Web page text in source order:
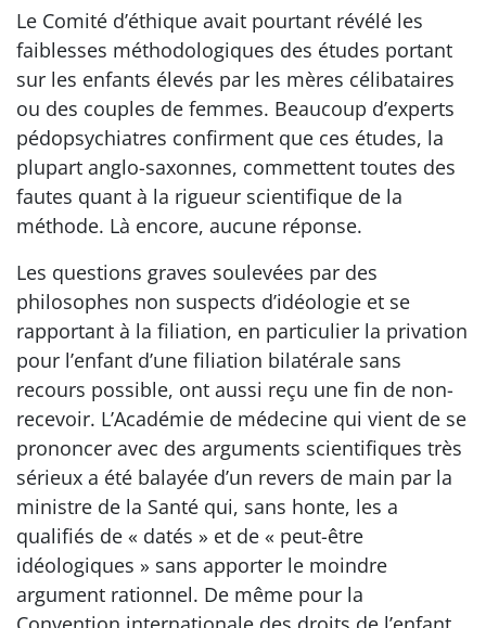
Le Comité d’éthique avait pourtant révélé les
faiblesses méthodologiques des études portant
sur les enfants élevés par les mères célibataires
ou des couples de femmes. Beaucoup d’experts
pédopsychiatres confirment que ces études, la
plupart anglo-saxonnes, commettent toutes des
fautes quant à la rigueur scientifique de la
méthode. Là encore, aucune réponse.
Les questions graves soulevées par des
philosophes non suspects d’idéologie et se
rapportant à la filiation, en particulier la privation
pour l’enfant d’une filiation bilatérale sans
recours possible, ont aussi reçu une fin de non-
recevoir. L’Académie de médecine qui vient de se
prononcer avec des arguments scientifiques très
sérieux a été balayée d’un revers de main par la
ministre de la Santé qui, sans honte, les a
qualifiés de « datés » et de « peut-être
idéologiques » sans apporter le moindre
argument rationnel. De même pour la